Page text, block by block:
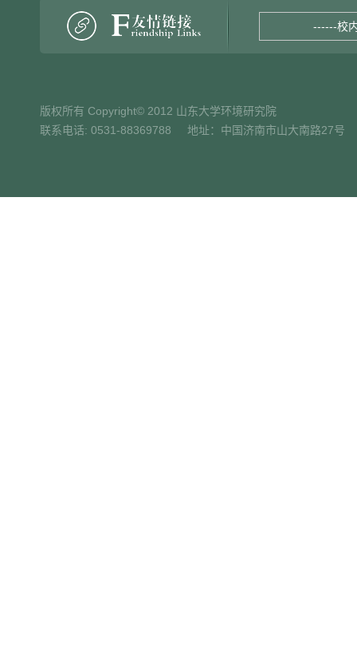
------校
版权所有 Copyright© 2012 山东大学环境研究院
联系电话: 0531-88369788 地址：中国济南市山大南路27号